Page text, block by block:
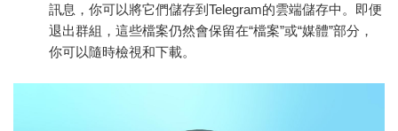
訊息，你可以將它們儲存到Telegram的雲端儲存中。即便
退出群組，這些檔案仍然會保留在“檔案”或“媒體”部分，
你可以隨時檢視和下載。